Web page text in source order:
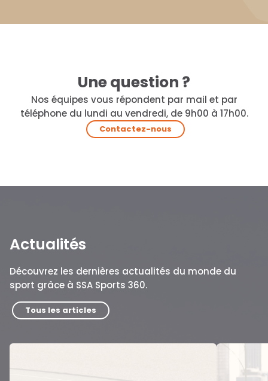
Une question ?
Nos équipes vous répondent par mail et par
téléphone du lundi au vendredi, de 9h00 à 17h00.
Contactez-nous
Actualités
Découvrez les dernières actualités du monde du
sport grâce à SSA Sports 360.
Tous les articles